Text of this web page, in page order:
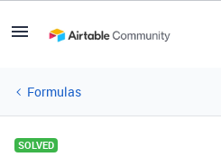
Formulas
SOLVED